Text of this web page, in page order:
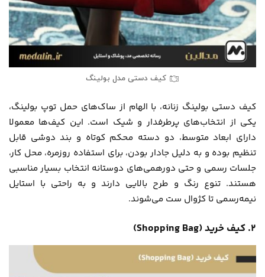
کیف دستی مدل بولینگ
کیف دستی بولینگ زنانه، با الهام از ساک‌های حمل توپ بولینگ،
یکی از انتخاب‌های پرطرفدار و شیک است. این کیف‌ها معمولا
دارای ابعاد متوسط، دو دسته محکم کوتاه و بند دوشی قابل
تنظیم بوده و به دلیل جادار بودن، برای استفاده روزمره، محل کار،
جلسات رسمی و حتی دورهمی‌های دوستانه انتخاب بسیار مناسبی
هستند. تنوع رنگ و طرح بالایی دارند و به راحتی با استایل
نیمه‌رسمی تا کژوال ست می‌شوند.
۲. کیف خرید (Shopping Bag)